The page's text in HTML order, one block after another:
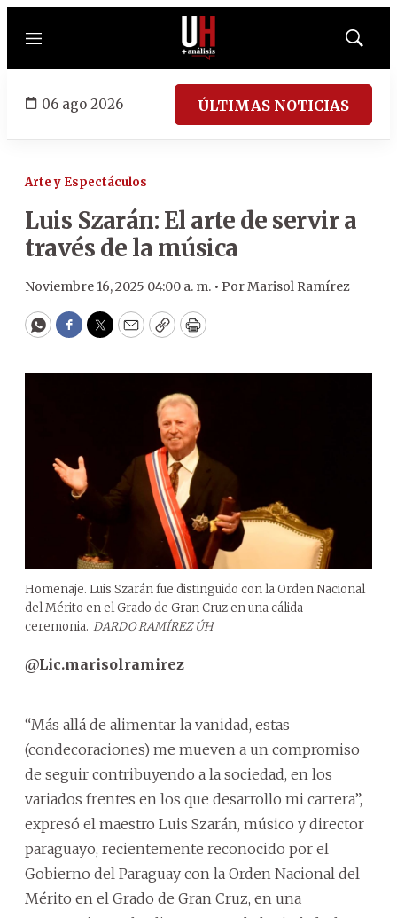
Menú
Mostrar
06 ago 2026 ÚLTIMAS NOTICIAS
Arte y Espectáculos
Luis Szarán: El arte de servir a
través de la música
Noviembre 16, 2025 04:00 a. m. • PorMarisol Ramírez
WhatsApp
Facebook
Twitter
EmailCopyPrint
Homenaje. Luis Szarán fue distinguido con la Orden Nacional
del Mérito en el Grado de Gran Cruz en una cálida
ceremonia. DARDO RAMÍREZ ÚH
@Lic.marisolramirez
“Más allá de alimentar la vanidad, estas
(condecoraciones) me mueven a un compromiso
de seguir contribuyendo a la sociedad, en los
variados frentes en los que desarrollo mi carrera”,
expresó el maestro Luis Szarán, músico y director
paraguayo, recientemente reconocido por el
Gobierno del Paraguay con la Orden Nacional del
Mérito en el Grado de Gran Cruz, en una